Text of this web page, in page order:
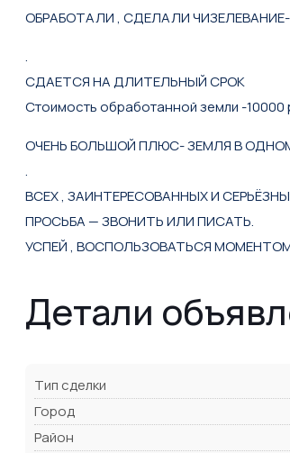
OБРAБОTАЛИ , СДЕЛАЛИ
.
СДАЕТСЯ НА ДЛИТЕЛЬНЫЙ СРОК
Стоимость обработанной земли -10000
ОЧЕНЬ БОЛЬШОЙ ПЛЮС- ЗЕМЛЯ В
.
ВСЕХ , ЗАИНТЕРЕСОВАННЫХ И
ПРОСЬБА — ЗВОНИТЬ ИЛИ ПИСАТЬ.
УСПЕЙ , ВОСПОЛЬЗОВАТЬСЯ
Детали
Тип сделки
Город
Район